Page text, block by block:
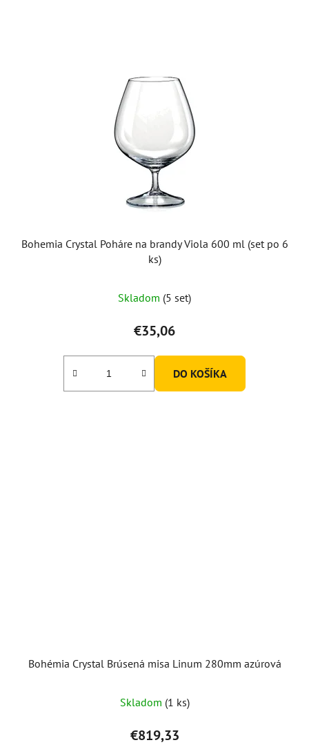
Bohemia Crystal Poháre na brandy Viola 600 ml (set po 6
ks)
Skladom (5 set)
€35,06
DO KOŠÍKA
Bohémia Crystal Brúsená misa Linum 280mm azúrová
Skladom (1 ks)
€819,33